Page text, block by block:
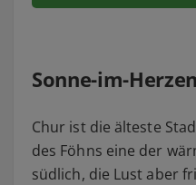
Sonne-im-
Chur ist die älteste
des Föhns eine der
südlich, die Lust aber